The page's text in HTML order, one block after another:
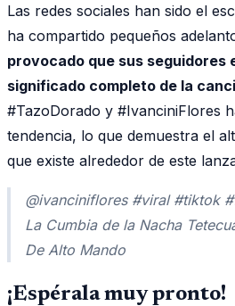
Las redes sociales han sido el
ha compartido pequeños
provocado que sus seguidores
significado completo de la
#TazoDorado y #IvanciniFlores
tendencia, lo que demuestra el
que existe alrededor de este
@ivanciniflores #viral #tiktok
La Cumbia de la Nacha
De Alto Mando
¡Espérala muy pronto!